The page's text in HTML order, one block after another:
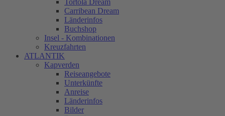
Carribean Dream
Länderinfos
Buchshop
Insel - Kombinationen
Kreuzfahrten
ATLANTIK
Kapverden
Reiseangebote
Unterkünfte
Anreise
Länderinfos
Bilder